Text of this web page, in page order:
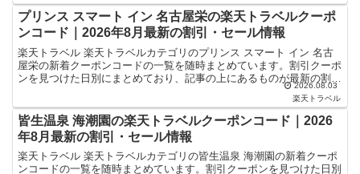
プリンス スマート イン 名古屋栄の楽天トラベルクーポ
ンコード｜2026年8月最新の割引・セール情報
楽天トラベル 楽天トラベルカテゴリのプリンス スマート イン 名古
屋栄の新着クーポンコードの一覧を随時まとめています。割引クーポ
ンを見つけた日別にまとめており、記事の上にあるものが最新の割引
クーポンになります。ホテル・旅館宿泊の予約などで使... 2026.08.03
楽天トラベル
皆生温泉 海潮園の楽天トラベルクーポンコード｜2026
年8月最新の割引・セール情報
楽天トラベル 楽天トラベルカテゴリの皆生温泉 海潮園の新着クーポ
ンコードの一覧を随時まとめています。割引クーポンを見つけた日別